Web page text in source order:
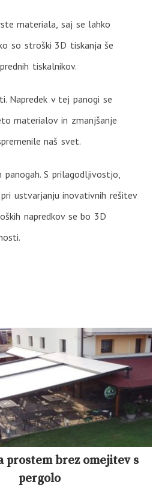
materiala, saj se lahko
so stroški 3D tiskanja še
tiskalnikov.
Napredek v tej panogi se
materialov in zmanjšanje
naš svet.
S prilagodljivostjo,
ustvarjanju inovativnih rešitev
napredkov se bo 3D
prostem brez omejitev s
pergolo